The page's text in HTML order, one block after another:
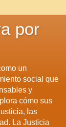
por
un
social que
y
cómo sus
las
La Justicia